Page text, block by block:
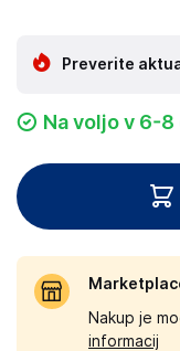
Preverite
Na voljo v 6-
Nakup je
informacij